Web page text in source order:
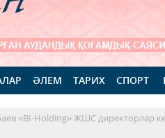
ӘЛЕМ ТАРИХ СПОРТ
«BI-Holding» ЖШС директорлар